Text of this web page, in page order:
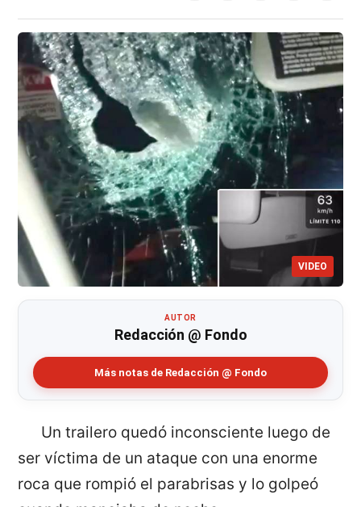
VIDEO
AUTOR
Redacción @ Fondo
Más notas de Redacción @ Fondo
Un trailero quedó inconsciente luego de
ser víctima de un ataque con una enorme
roca que rompió el parabrisas y lo golpeó